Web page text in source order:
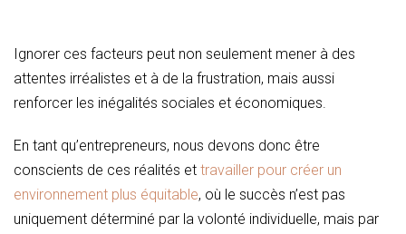
Ignorer ces facteurs peut non seulement mener à des
attentes irréalistes et à de la frustration, mais aussi
renforcer les inégalités sociales et économiques.
En tant qu’entrepreneurs, nous devons donc être
conscients de ces réalités et travailler pour créer un
environnement plus équitable, où le succès n’est pas
uniquement déterminé par la volonté individuelle, mais par